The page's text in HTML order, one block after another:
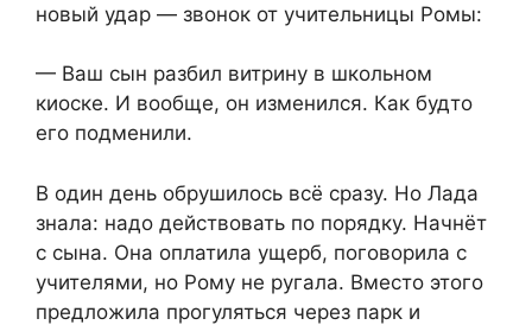
новый удар — звонок от учительницы Ромы:
— Ваш сын разбил витрину в школьном
киоске. И вообще, он изменился. Как будто
его подменили.
В один день обрушилось всё сразу. Но Лада
знала: надо действовать по порядку. Начнёт
с сына. Она оплатила ущерб, поговорила с
учителями, но Рому не ругала. Вместо этого
предложила прогуляться через парк и